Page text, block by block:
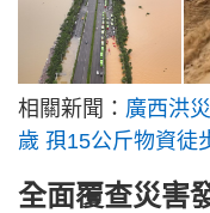
相關新聞： 廣西洪
歲 孭15公斤物資徒
全面覆查災害